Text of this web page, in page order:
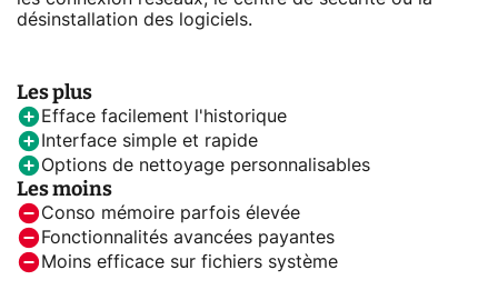
désinstallation des logiciels.
Les plus
Efface facilement l'historique
Interface simple et rapide
Options de nettoyage personnalisables
Les moins
Conso mémoire parfois élevée
Fonctionnalités avancées payantes
Moins efficace sur fichiers système